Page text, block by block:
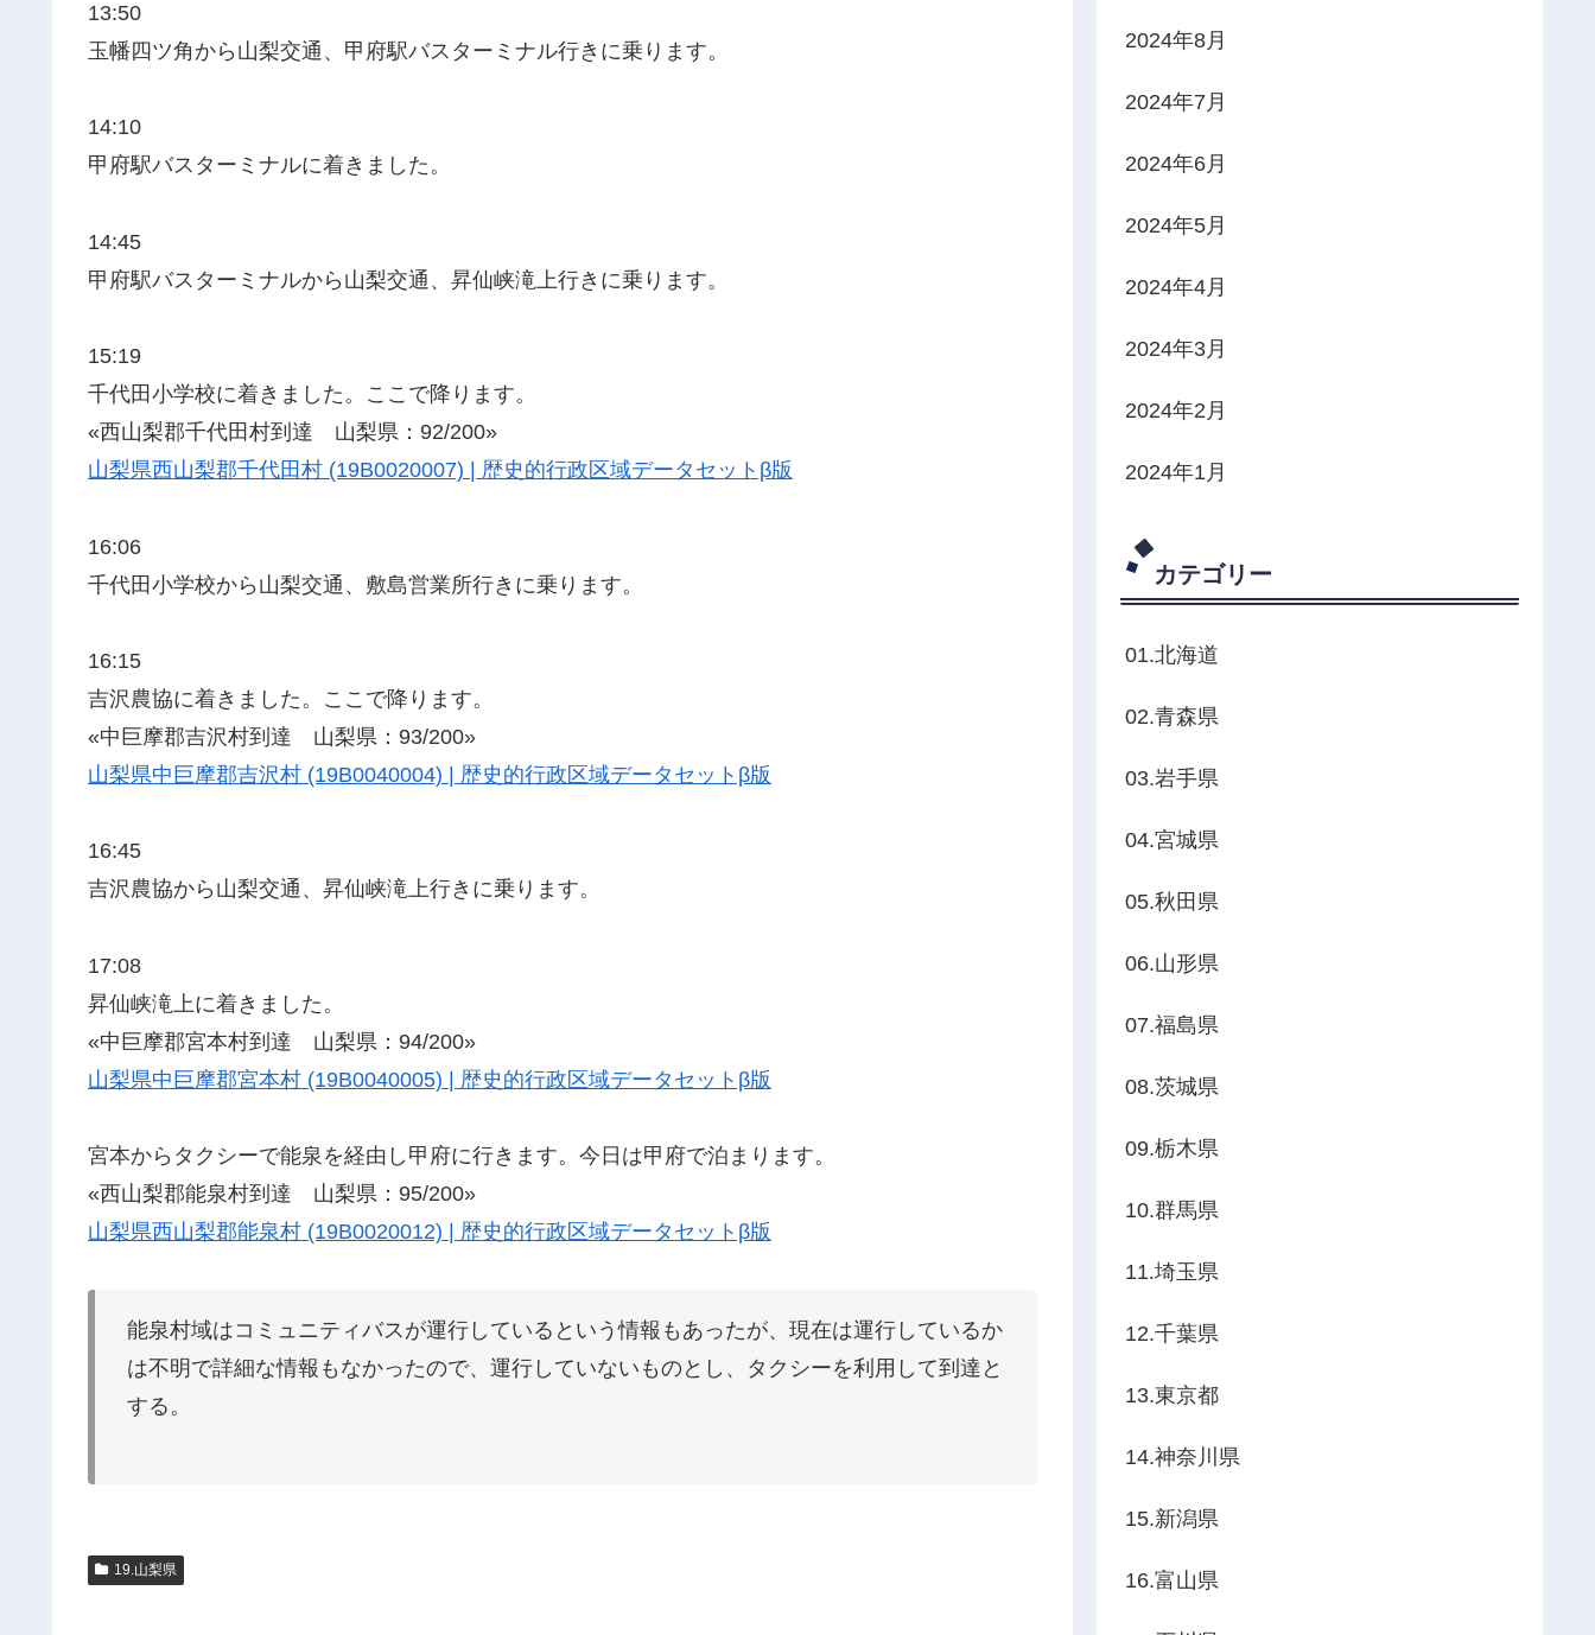
13:50
玉幡四ツ角から山梨交通、甲府駅バスターミナル行きに乗ります。
14:10
甲府駅バスターミナルに着きました。
14:45
甲府駅バスターミナルから山梨交通、昇仙峡滝上行きに乗ります。
15:19
千代田小学校に着きました。ここで降ります。
«西山梨郡千代田村到達 山梨県：92/200»
山梨県西山梨郡千代田村 (19B0020007) | 歴史的行政区域データセットβ版
16:06
千代田小学校から山梨交通、敷島営業所行きに乗ります。
16:15
吉沢農協に着きました。ここで降ります。
«中巨摩郡吉沢村到達 山梨県：93/200»
山梨県中巨摩郡吉沢村 (19B0040004) | 歴史的行政区域データセットβ版
16:45
吉沢農協から山梨交通、昇仙峡滝上行きに乗ります。
17:08
昇仙峡滝上に着きました。
«中巨摩郡宮本村到達 山梨県：94/200»
山梨県中巨摩郡宮本村 (19B0040005) | 歴史的行政区域データセットβ版
宮本からタクシーで能泉を経由し甲府に行きます。今日は甲府で泊まります。
«西山梨郡能泉村到達 山梨県：95/200»
山梨県西山梨郡能泉村 (19B0020012) | 歴史的行政区域データセットβ版
能泉村域はコミュニティバスが運行しているという情報もあったが、現在は運行しているか
は不明で詳細な情報もなかったので、運行していないものとし、タクシーを利用して到達と
する。
19.山梨県
2024年8月
2024年7月
2024年6月
2024年5月
2024年4月
2024年3月
2024年2月
2024年1月
カテゴリー
01.北海道
02.青森県
03.岩手県
04.宮城県
05.秋田県
06.山形県
07.福島県
08.茨城県
09.栃木県
10.群馬県
11.埼玉県
12.千葉県
13.東京都
14.神奈川県
15.新潟県
16.富山県